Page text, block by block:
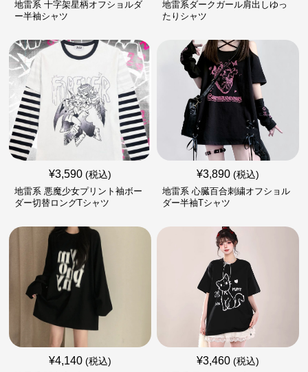
地雷系 十字架星柄オフショルダ
ー半袖シャツ
地雷系ダークガール肩出しゆっ
たりシャツ
¥3,590 (税込)
地雷系 悪魔少女プリント袖ボー
ダー切替ロングTシャツ
¥3,890 (税込)
地雷系 心臓百合刺繍オフショル
ダー半袖Tシャツ
¥4,140 (税込) ¥3,460 (税込)